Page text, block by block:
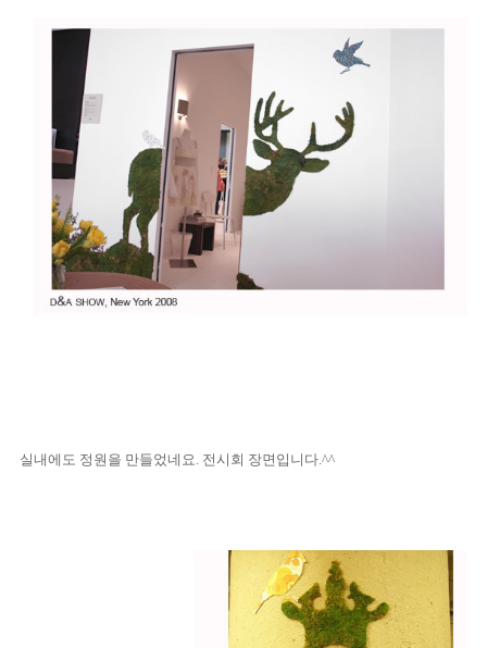
실내에도 정원을 만들었네요. 전시회 장면입니다.^^